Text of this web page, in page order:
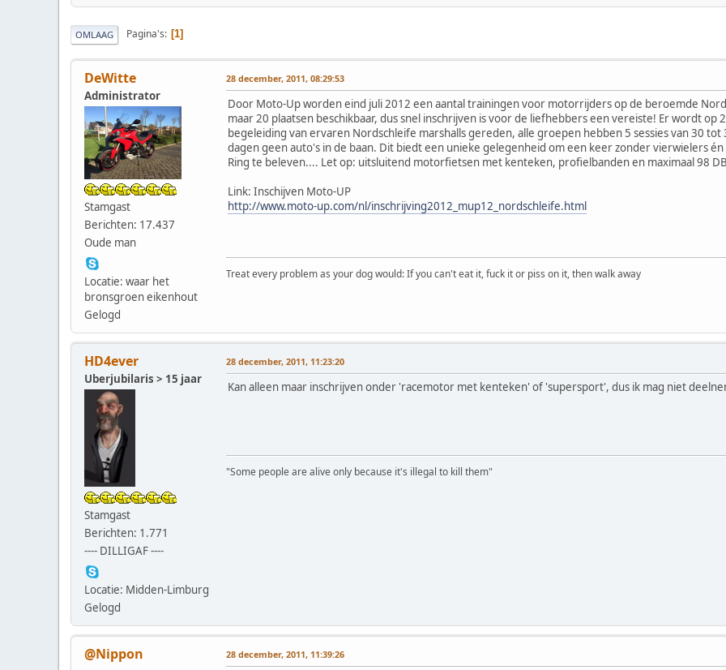
OMLAAG Pagina's 1
DeWitte
Administrator
Stamgast
Berichten: 17.437
Oude man
Locatie: waar het
bronsgroen eikenhout
Gelogd
28 december, 2011, 08:29:53
Door Moto-Up worden eind juli 2012 een aantal trainingen voor motorrijders op de beroemde
maar 20 plaatsen beschikbaar, dus snel inschrijven is voor de liefhebbers een vereiste! Er wordt
begeleiding van ervaren Nordschleife marshalls gereden, alle groepen hebben 5 sessies van 30
dagen geen auto's in de baan. Dit biedt een unieke gelegenheid om een keer zonder vierwielers
Ring te beleven.... Let op: uitsluitend motorfietsen met kenteken, profielbanden en maximaal 98
Link: Inschijven Moto-UP
http://www.moto-up.com/nl/inschrijving2012_mup12_nordschleife.html
Treat every problem as your dog would: If you can't eat it, fuck it or piss on it, then walk away
HD4ever
Uberjubilaris > 15 jaar
Stamgast
Berichten: 1.771
---- DILLIGAF ----
Locatie: Midden-Limburg
Gelogd
28 december, 2011, 11:23:20
Kan alleen maar inschrijven onder 'racemotor met kenteken' of 'supersport', dus ik mag niet
"Some people are alive only because it's illegal to kill them"
@Nippon 28 december, 2011, 11:39:26